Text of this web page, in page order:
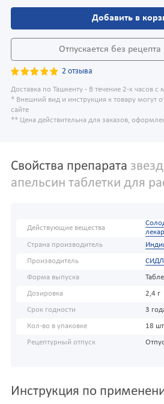
Добавить в
Отпускается без рецепта
2 отзыва
Доставка по Ташкенту - В течение 2-х часов с
* Внешний вид и инструкция к товару могут
сайте
** Цена действительна для заказов,
Свойства препарата
апельсин таблетки для
Действующие вещества
Страна производитель
Производитель
Форма выпуска
Дозировка 2,4 г
Срок годности 3
Кол-во в упаковке 18 шт
Рецептурный отпуск
Инструкция по